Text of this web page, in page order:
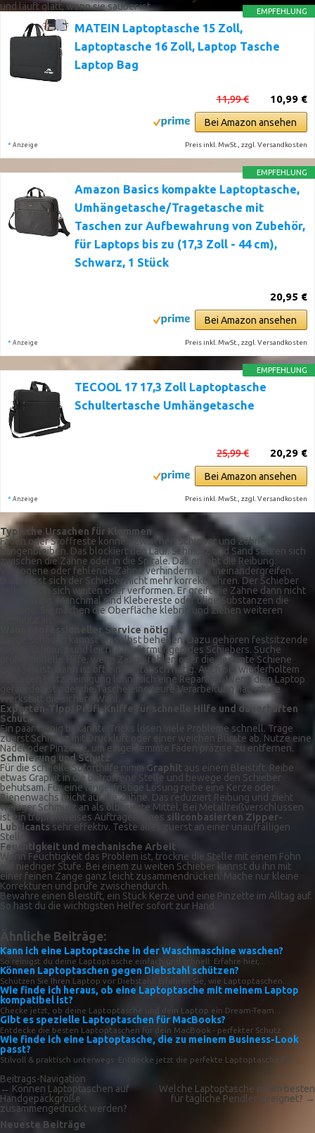
und läuft glatt, wenn sie sauber ist.
EMPFEHLUNG
MATEIN Laptoptasche 15 Zoll,
Laptoptasche 16 Zoll, Laptop Tasche
Laptop Bag
10,99 €
11,99 €
Bei Amazon ansehen
* Anzeige Preis inkl. MwSt., zzgl. Versandkosten
EMPFEHLUNG
Amazon Basics kompakte Laptoptasche,
Umhängetasche/Tragetasche mit
Taschen zur Aufbewahrung von Zubehör,
für Laptops bis zu (17,3 Zoll - 44 cm),
Schwarz, 1 Stück
20,95 €
Bei Amazon ansehen
* Anzeige Preis inkl. MwSt., zzgl. Versandkosten
EMPFEHLUNG
TECOOL 17 17,3 Zoll Laptoptasche
Schultertasche Umhängetasche
20,29 €
25,99 €
Bei Amazon ansehen
* Anzeige Preis inkl. MwSt., zzgl. Versandkosten
Typische Ursachen für Klemmen
Fäden oder Stoffreste können zwischen Schieber und Zähnen
hängenbleiben. Das blockiert den Lauf. Schmutz und Sand setzen sich
zwischen die Zähne oder in die Spirale. Das erhöht die Reibung.
Verbogene oder fehlende Zähne verhindern das Ineinandergreifen.
Dann lässt sich der Schieber nicht mehr korrekt führen. Der Schieber
selbst kann sich weiten oder verformen. Er greift die Zähne dann nicht
mehr richtig. Manchmal sind Klebereste oder ölige Substanzen die
Ursache. Sie machen die Oberfläche klebrig und ziehen weiteren
Wann professioneller Service nötig ist
Einige Schäden kannst du selbst beheben. Dazu gehören festsitzende
Fäden, Schmutz und leichte Verformungen des Schiebers. Suche
professionelle Hilfe, wenn Zähne fehlen oder die gesamte Schiene
gerissen ist. Dann ist oft ein Austausch nötig. Auch bei wiederholtem
Versagen trotz Reinigung lohnt sich eine Reparatur. Wenn dein Laptop
gefährdet ist oder die Tasche eine teure Verarbeitung hat, ist die
Werkstatt die sichere Wahl.
Experten-Tipp: Profi-Kniffe für schnelle Hilfe und dauerhaften
Schutz
Ein paar wenig bekannte Tricks lösen viele Probleme schnell. Trage
zuerst Schmutz mit Druckluft oder einer weichen Bürste ab. Nutze eine
Nadel oder Pinzette, um eingeklemmte Fäden präzise zu entfernen.
Schmierung und Schutz
Für die schnelle Soforthilfe nimm Graphit aus einem Bleistift. Reibe
etwas Graphit in die betroffene Stelle und bewege den Schieber
behutsam. Für eine längerfristige Lösung reibe eine Kerze oder
Bienenwachs leicht auf die Zähne. Das reduziert Reibung und zieht
weniger Schmutz an als ölbasierte Mittel. Bei Metallreißverschlüssen
ist ein tropfenweises Auftragen eines siliconbasierten Zipper-
Lubricants sehr effektiv. Teste alles zuerst an einer unauffälligen
Stelle.
Feuchtigkeit und mechanische Arbeit
Wenn Feuchtigkeit das Problem ist, trockne die Stelle mit einem Föhn
auf niedriger Stufe. Bei einem zu weiten Schieber kannst du ihn mit
einer feinen Zange ganz leicht zusammendrücken. Mache nur kleine
Korrekturen und prüfe zwischendurch.
Bewahre einen Bleistift, ein Stück Kerze und eine Pinzette im Alltag auf.
So hast du die wichtigsten Helfer sofort zur Hand.
Ähnliche Beiträge:
Kann ich eine Laptoptasche in der Waschmaschine waschen?
So reinigst du deine Laptoptasche einfach und schnell: Erfahre hier,...
Können Laptoptaschen gegen Diebstahl schützen?
Schützen Sie Ihren Laptop vor Diebstahl! Erfahren Sie, wie Laptoptaschen...
Wie finde ich heraus, ob eine Laptoptasche mit meinem Laptop
kompatibel ist?
Checke jetzt, ob deine Laptoptasche und dein Laptop ein Dream-Team...
Gibt es spezielle Laptoptaschen für MacBooks?
Entdecke die besten Laptoptaschen für dein MacBook - perfekter Schutz...
Wie finde ich eine Laptoptasche, die zu meinem Business-Look
passt?
Stilvoll & praktisch unterwegs: Entdecke jetzt die perfekte Laptoptasche für...
Beitrags-Navigation
← Können Laptoptaschen auf
Handgepäckgröße
zusammengedrückt werden?
Welche Laptoptasche ist am besten
für tägliche Pendler geeignet? →
Neueste Beiträge